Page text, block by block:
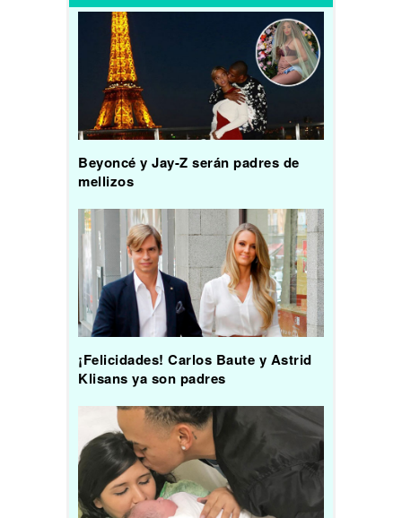
Beyoncé y Jay-Z serán padres de
mellizos
¡Felicidades! Carlos Baute y Astrid
Klisans ya son padres